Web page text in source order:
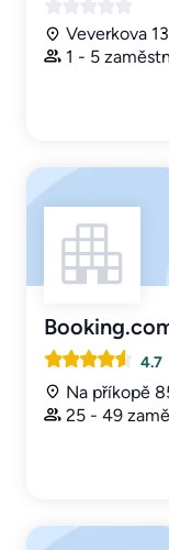
Veverkova
1 - 5
4.7
Na příkopě
25 - 49